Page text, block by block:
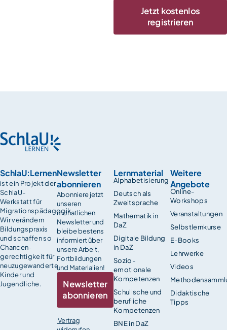
Jetzt kostenlos
registrieren
SchlaU:Lernen
ist ein Projekt der
SchlaU-
Werkstatt für
Migrationspädagogik.
Wir verändern
Bildungspraxis
und schaffen so
Chancen­
gerechtigkeit für
neuzugewanderte
Kinder und
Jugendliche.
Lernmaterial
Alphabetisierung
Deutsch als
Zweitsprache
Mathematik in
DaZ
Digitale Bildung
in DaZ
Sozio-
emotionale
Kompetenzen
Schulische und
berufliche
Kompetenzen
BNE in DaZ
Weitere
Angebote
Online-
Workshops
Veranstaltungen
Selbstlernkurse
E-Books
Lehrwerke
Videos
Didaktische
Tipps
Newsletter
abonnieren
Abonniere jetzt
unseren
monatlichen
Newsletter und
bleibe bestens
informiert über
unsere Arbeit,
Fortbildungen
und Materialien!
Newsletter
abonnieren
Vertrag